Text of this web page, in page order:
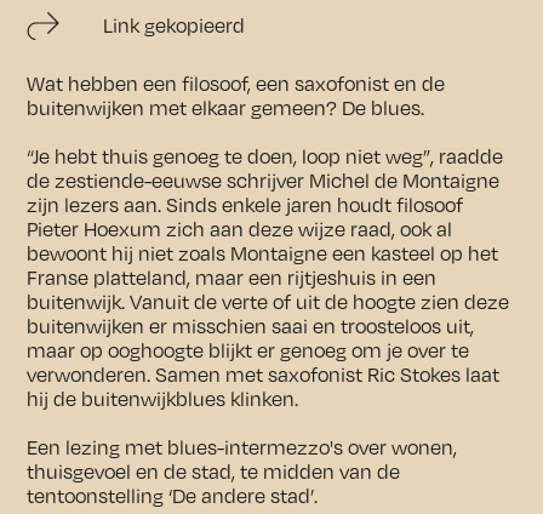
Link gekopieerd
Wat hebben een filosoof, een saxofonist en de
buitenwijken met elkaar gemeen? De blues.
“Je hebt thuis genoeg te doen, loop niet weg”, raadde
de zestiende-eeuwse schrijver Michel de Montaigne
zijn lezers aan. Sinds enkele jaren houdt filosoof
Pieter Hoexum zich aan deze wijze raad, ook al
bewoont hij niet zoals Montaigne een kasteel op het
Franse platteland, maar een rijtjeshuis in een
buitenwijk. Vanuit de verte of uit de hoogte zien deze
buitenwijken er misschien saai en troosteloos uit,
maar op ooghoogte blijkt er genoeg om je over te
verwonderen. Samen met saxofonist Ric Stokes laat
hij de buitenwijkblues klinken.
Een lezing met blues-intermezzo's over wonen,
thuisgevoel en de stad, te midden van de
tentoonstelling ‘De andere stad’.